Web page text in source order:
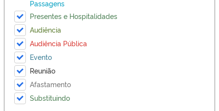
Passagens
Presentes e Hospitalidades
Audiência
Audiência Pública
Evento
Reunião
Afastamento
Substituindo